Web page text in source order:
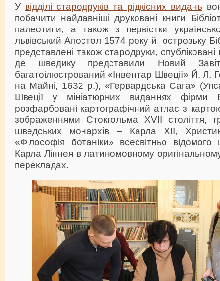
У відділі стародруків та рідкісних видань
побачити найдавніші друковані книги
палеотипи, а також з первістки
львівський Апостол 1574 року й острозьку
представлені також стародруки, опубліковані
де шведику представили Новий
багатоілюстрований «Інвентар Швеції» Й. Л.
на Майні, 1632 р.), «Гервардська Сага»
Швеції у мініатюрних виданнях фірми
розфарбовані картографічний атлас з
зображеннями Стокгольма ХVІІ століття,
шведських монархів – Карла ХІІ,
«Філософія ботаніки» всесвітньо відомого
Карла Ліннея в латиномовному
перекладах.